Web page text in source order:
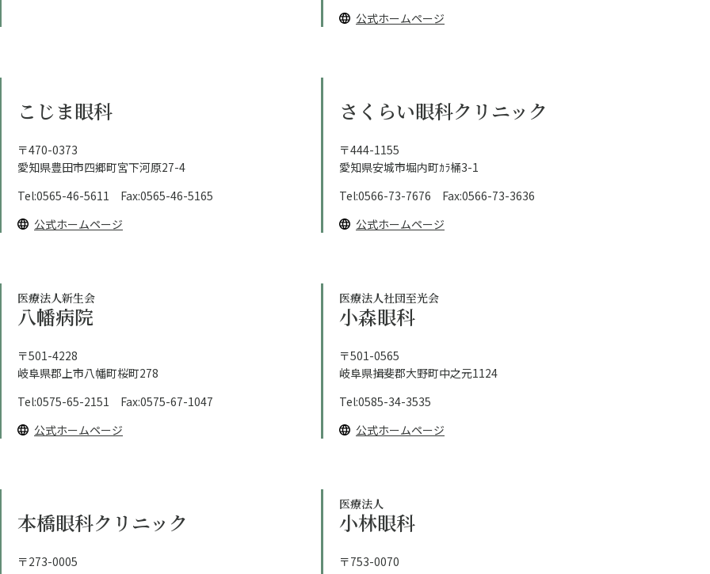
公式ホームページ
こじま眼科
〒470-0373
愛知県豊田市四郷町宮下河原27-4
Tel:0565-46-5611 Fax:0565-46-5165
公式ホームページ
さくらい眼科クリニック
〒444-1155
愛知県安城市堀内町ｶﾗ桶3-1
Tel:0566-73-7676 Fax:0566-73-3636
公式ホームページ
医療法人新生会
八幡病院
〒501-4228
岐阜県郡上市八幡町桜町278
Tel:0575-65-2151 Fax:0575-67-1047
公式ホームページ
医療法人社団至光会
小森眼科
〒501-0565
岐阜県揖斐郡大野町中之元1124
Tel:0585-34-3535
公式ホームページ
本橋眼科クリニック
〒273-0005
医療法人
小林眼科
〒753-0070